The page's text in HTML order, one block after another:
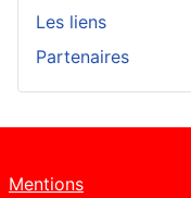
Les liens
Partenaires
Mentions